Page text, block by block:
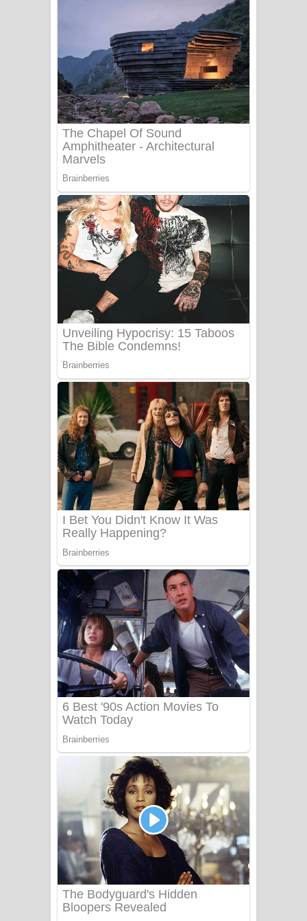
Numba Dun Aadare Song Lyrics - නුඹ
දුන් ආදරේ ගීතයේ පද පෙළ
Liyamuda Dan Anagathe Song Lyrics
- ලියමුද දැන් අනාගතේ ගීතයේ පද පෙළ
Doni Song Lyrics - දෝණි ගීතයේ පද
පෙළ
Benthara Palame Song Lyrics -
බෙන්තර පාලමේ ගීතයේ පද පෙළ
Sanda Babalena Song Lyrics - සඳ
බැබලෙන ගීතයේ පද පෙළ
Adare Wadi Nisa Song Lyrics - ආදරේ
වැඩි නිසා ගීතයේ පද පෙළ
UNUHUMA Song Lyrics - උණුහුම
ගීතයේ පද පෙළ
Katakara Song Lyrics - කටකාර ගීතයේ
පද පෙළ
Tharu Yaye Dilena Song Lyrics - තරු
යායේ දිලෙනා ගීතයේ පද පෙළ
Ow Man Sosa Song Lyrics - ඔව් මං
සෝසා ගීතයේ පද පෙළ
Heavy Weight Song Lyrics
Aye Lanweela Song Lyrics - ආයේ
ලංවීලා ගීතයේ පද පෙළ
Ala purannata Song Lyrics - ආල
පුරන්නට ගීතයේ පද පෙළ
FEVER DREAM Lyrics - Alex Warren
BTS : Hooligan Lyrics
Apa Hamuwee Song Lyrics - අප හමුවී
ගීතයේ පද පෙළ
PATHINIYE Song Lyrics - පතිනියනේ
ගීතයේ පද පෙළ